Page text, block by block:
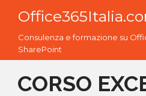
Consulenza e formazione su
SharePoint
CORSO